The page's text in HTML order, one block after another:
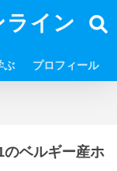
ライン
ぶ プロフィール
のベルギー産ホ